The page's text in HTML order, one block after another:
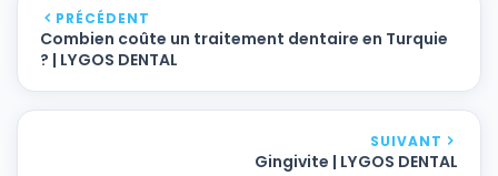
PRÉCÉDENT
Combien coûte un traitement dentaire en Turquie
? | LYGOS DENTAL
SUIVANT
Gingivite | LYGOS DENTAL